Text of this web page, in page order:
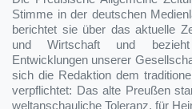
Stimme in der deutschen
berichtet sie über das aktuelle
und Wirtschaft und
Entwicklungen unserer
sich die Redaktion dem
verpflichtet: Das alte Preußen
weltanschauliche Toleranz, für